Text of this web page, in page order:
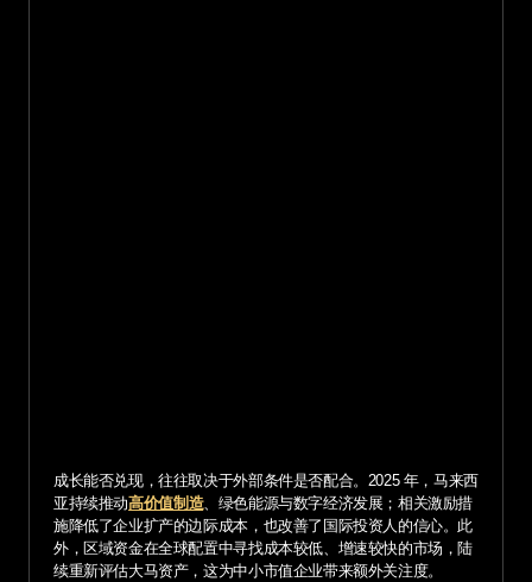
成长能否兑现，往往取决于外部条件是否配合。2025 年，马来西
亚持续推动高价值制造、绿色能源与数字经济发展；相关激励措
施降低了企业扩产的边际成本，也改善了国际投资人的信心。此
外，区域资金在全球配置中寻找成本较低、增速较快的市场，陆
续重新评估大马资产，这为中小市值企业带来额外关注度。